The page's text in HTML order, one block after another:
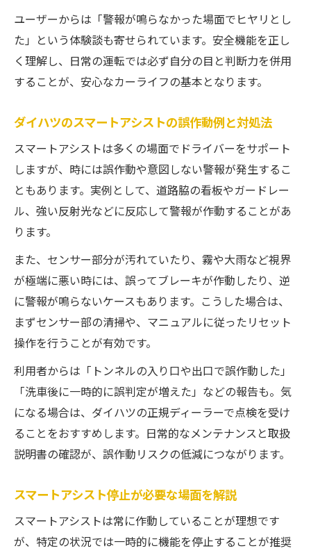
ユーザーからは「警報が鳴らなかった場面でヒヤリとし
た」という体験談も寄せられています。安全機能を正し
く理解し、日常の運転では必ず自分の目と判断力を併用
することが、安心なカーライフの基本となります。
ダイハツのスマートアシストの誤作動例と対処法
スマートアシストは多くの場面でドライバーをサポート
しますが、時には誤作動や意図しない警報が発生するこ
ともあります。実例として、道路脇の看板やガードレー
ル、強い反射光などに反応して警報が作動することがあ
ります。
また、センサー部分が汚れていたり、霧や大雨など視界
が極端に悪い時には、誤ってブレーキが作動したり、逆
に警報が鳴らないケースもあります。こうした場合は、
まずセンサー部の清掃や、マニュアルに従ったリセット
操作を行うことが有効です。
利用者からは「トンネルの入り口や出口で誤作動した」
「洗車後に一時的に誤判定が増えた」などの報告も。気
になる場合は、ダイハツの正規ディーラーで点検を受け
ることをおすすめします。日常的なメンテナンスと取扱
説明書の確認が、誤作動リスクの低減につながります。
スマートアシスト停止が必要な場面を解説
スマートアシストは常に作動していることが理想です
が、特定の状況では一時的に機能を停止することが推奨